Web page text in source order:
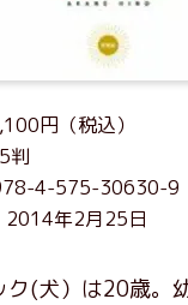
円（税込）
判
4-575-30630-9
2014年2月25日
ク(犬）は20歳。